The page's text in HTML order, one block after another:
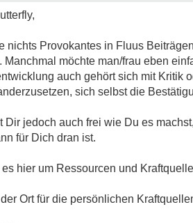
nichts Provokantes in Fluus
Manchmal möchte man/frau eben
auch gehört sich mit Kritik
sich selbst die
Dir jedoch auch frei wie Du es
für Dich dran ist.
hier um Ressourcen und
Ort für die persönlichen